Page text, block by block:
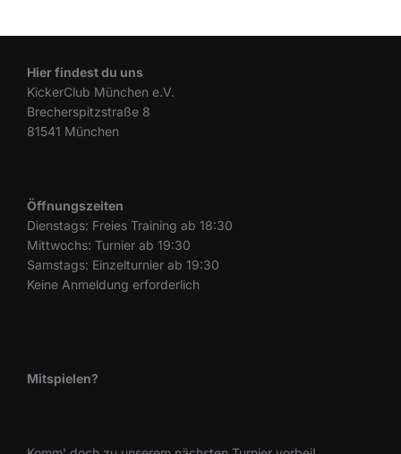
Hier findest du uns
KickerClub München e.V.
Brecherspitzstraße 8
81541 München
Öffnungszeiten
Dienstags: Freies Training ab 18:30
Mittwochs: Turnier ab 19:30
Samstags: Einzelturnier ab 19:30
Keine Anmeldung erforderlich
Mitspielen?